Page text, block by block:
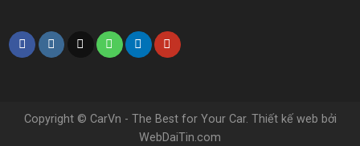
Copyright © CarVn - The Best for Your Car. Thiết kế web bởi
WebDaiTin.com